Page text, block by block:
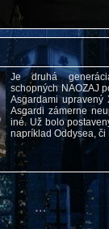
Je druhá
schopných NAOZAJ
Asgardami upravený
Asgardi zámerne
iné. Už bolo
napríklad Oddysea, či